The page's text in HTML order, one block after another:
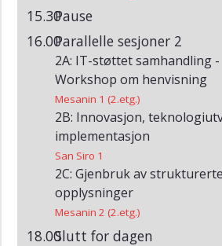
HelsIT
(Arkiv)
HelsIT
(Arkiv)
HelsIT
(Arkiv)
HelsIT
(Arkiv)
15.30Pause
16.00Parallelle sesjoner 2
2A: IT-støttet samhandling -
Workshop om henvisning
Mesanin 1 (2.etg.)
2B: Innovasjon,
implementasjon
San Siro 1
2C: Gjenbruk av
opplysninger
Mesanin 2 (2.etg.)
18.00Slutt for dagen